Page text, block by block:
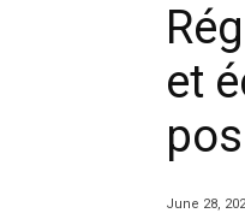
et
June 28,